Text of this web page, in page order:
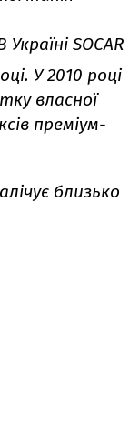
SOCAR
. У 2010 році
власної
преміум-
близько